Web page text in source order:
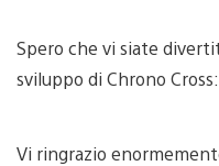
Spero che vi siate
sviluppo di Chrono
Vi ringrazio